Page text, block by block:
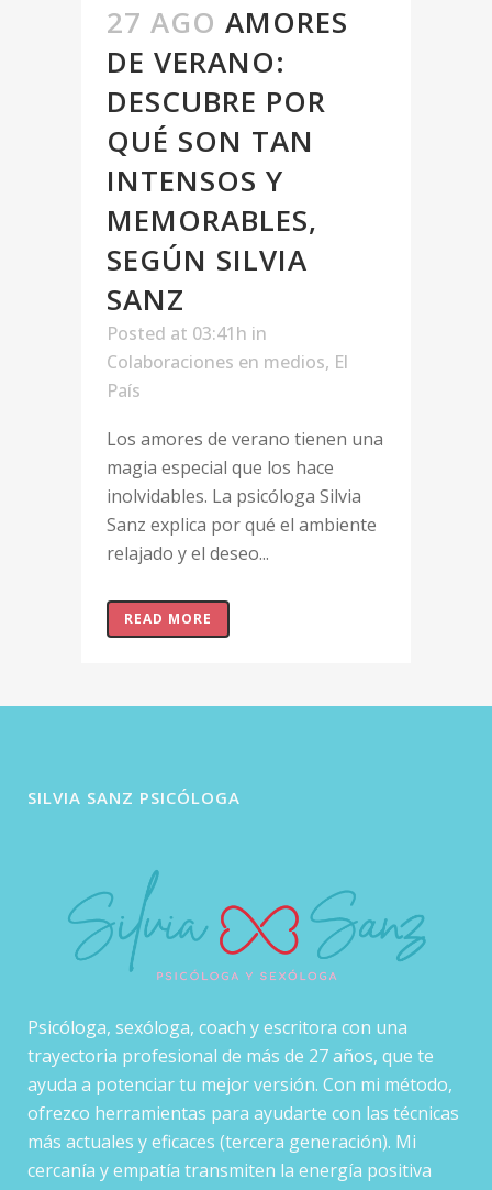
27 AGO AMORES
DE VERANO:
DESCUBRE POR
QUÉ SON TAN
INTENSOS Y
MEMORABLES,
SEGÚN SILVIA
SANZ
Posted at 03:41h in
Colaboraciones en medios, El
País
Los amores de verano tienen una
magia especial que los hace
inolvidables. La psicóloga Silvia
Sanz explica por qué el ambiente
relajado y el deseo...
READ MORE
SILVIA SANZ PSICÓLOGA
Psicóloga, sexóloga, coach y escritora con una
trayectoria profesional de más de 27 años, que te
ayuda a potenciar tu mejor versión. Con mi método,
ofrezco herramientas para ayudarte con las técnicas
más actuales y eficaces (tercera generación). Mi
cercanía y empatía transmiten la energía positiva